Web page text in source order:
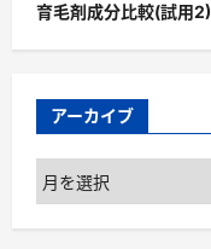
育毛剤成分比較(試用2)
アーカイブ
ア
ー
カ